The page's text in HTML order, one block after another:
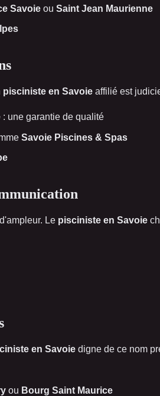
Savoie ou Saint Jean Maurienne
pisciniste en Savoie affilié est
: une garantie de qualité
Savoie Piscines & Spas
Le pisciniste en Savoie
en Savoie digne de ce nom
ou Bourg Saint Maurice